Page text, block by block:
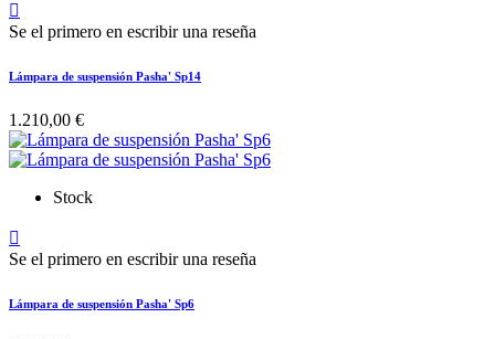

Se el primero en escribir una reseña
Lámpara de suspensión Pasha' Sp14
1.210,00 €
Stock

Se el primero en escribir una reseña
Lámpara de suspensión Pasha' Sp6